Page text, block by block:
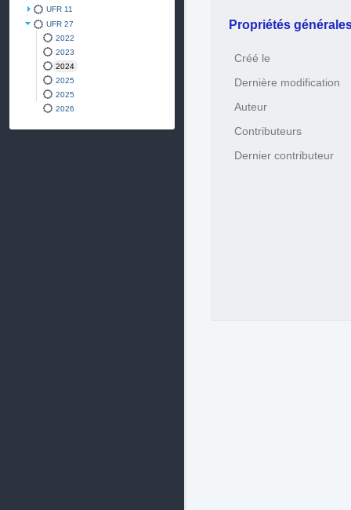
UFR 11
UFR 27
2022
2023
2024
2025
2025
2026
Propriétés
Créé le
Dernière modification
Auteur
Contributeurs
Dernier contributeur